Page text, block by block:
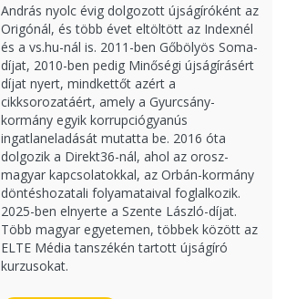
András nyolc évig dolgozott újságíróként az
Origónál, és több évet eltöltött az Indexnél
és a vs.hu-nál is. 2011-ben Gőbölyös Soma-
díjat, 2010-ben pedig Minőségi újságírásért
díjat nyert, mindkettőt azért a
cikksorozatáért, amely a Gyurcsány-
kormány egyik korrupciógyanús
ingatlaneladását mutatta be. 2016 óta
dolgozik a Direkt36-nál, ahol az orosz-
magyar kapcsolatokkal, az Orbán-kormány
döntéshozatali folyamataival foglalkozik.
2025-ben elnyerte a Szente László-díjat.
Több magyar egyetemen, többek között az
ELTE Média tanszékén tartott újságíró
kurzusokat.